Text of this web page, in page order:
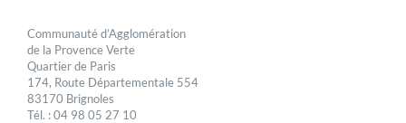
Communauté d’Agglomération
de la Provence Verte
Quartier de Paris
174, Route Départementale 554
83170 Brignoles
Tél. : 04 98 05 27 10